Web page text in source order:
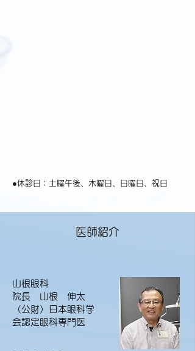
●休診日：土曜午後、木曜日、日曜日、祝日
医師紹介
山根眼科
院長 山根 伸太
（公財）日本眼科学
会認定眼科専門医